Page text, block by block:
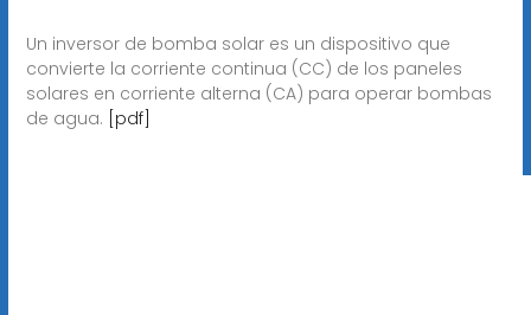
Un inversor de bomba solar es un dispositivo que
convierte la corriente continua (CC) de los paneles
solares en corriente alterna (CA) para operar bombas
de agua. [pdf]